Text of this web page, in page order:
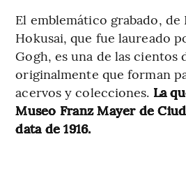
El emblemático grabado, de
Hokusai, que fue laureado
Gogh, es una de las cientos
originalmente que forman
acervos y colecciones. La
Museo Franz Mayer de
data de 1916.